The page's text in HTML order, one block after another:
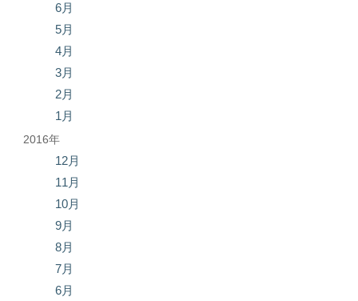
6月
5月
4月
3月
2月
1月
2016年
12月
11月
10月
9月
8月
7月
6月